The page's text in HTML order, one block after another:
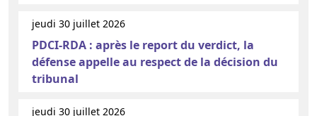
jeudi 30 juillet 2026
PDCI-RDA : après le report du verdict, la
défense appelle au respect de la décision du
tribunal
jeudi 30 juillet 2026